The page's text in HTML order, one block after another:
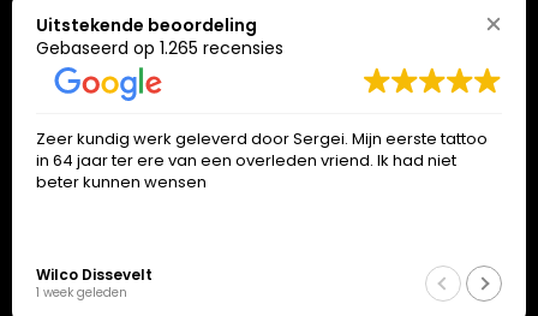
Donderdag
Vrijdag
Zaterdag 10:00 – 17:00
Uitstekende beoordeling
Gebaseerd op 1.265 recensies
Zeer kundig werk geleverd door Sergei. Mijn eerste tattoo
in 64 jaar ter ere van een overleden vriend. Ik had niet
beter kunnen wensen
Wilco Dissevelt
1 week geleden